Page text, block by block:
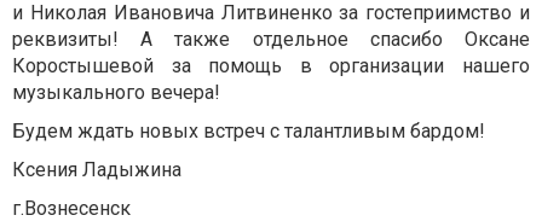
и Николая Ивановича Литвиненко за гостеприимство и
реквизиты! А также отдельное спасибо Оксане
Коростышевой за помощь в организации нашего
музыкального вечера!
Будем ждать новых встреч с талантливым бардом!
Ксения Ладыжина
г.Вознесенск